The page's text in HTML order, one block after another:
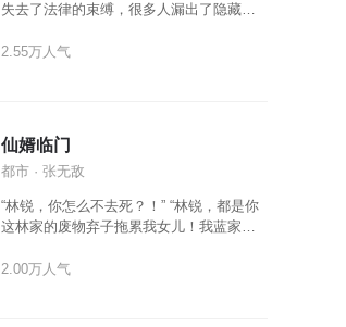
失去了法律的束缚，很多人漏出了隐藏的
自己的小领主，开开心心的过日子。却在
杀……
2.55万人气
仙婿临门
都市 · 张无敌
“林锐，你怎么不去死？！” “林锐，都是你
这林家的废物弃子拖累我女儿！我蓝家摊
家族弃子，上门女婿？！ 面对丈母娘的怒
2.00万人气